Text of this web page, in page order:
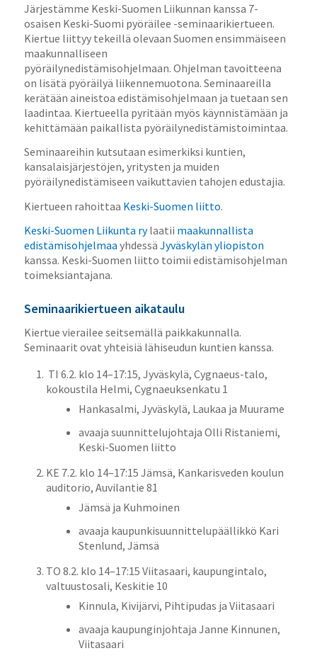
Järjestämme Keski-Suomen Liikunnan kanssa 7-
osaisen Keski-Suomi pyöräilee -seminaarikiertueen.
Kiertue liittyy tekeillä olevaan Suomen ensimmäiseen
maakunnalliseen
pyöräilynedistämisohjelmaan. Ohjelman tavoitteena
on lisätä pyöräilyä liikennemuotona. Seminaareilla
kerätään aineistoa edistämisohjelmaan ja tuetaan sen
laadintaa. Kiertueella pyritään myös käynnistämään ja
kehittämään paikallista pyöräilynedistämistoimintaa.
Seminaareihin kutsutaan esimerkiksi kuntien,
kansalaisjärjestöjen, yritysten ja muiden
pyöräilynedistämiseen vaikuttavien tahojen edustajia.
Kiertueen rahoittaa Keski-Suomen liitto.
Keski-Suomen Liikunta rylaatii maakunnallista
edistämisohjelmaa yhdessä Jyväskylän yliopiston
kanssa. Keski-Suomen liitto toimii edistämisohjelman
toimeksiantajana.
Seminaarikiertueen aikataulu
Kiertue vierailee seitsemällä paikkakunnalla.
Seminaarit ovat yhteisiä lähiseudun kuntien kanssa.
TI 6.2. klo 14–17:15, Jyväskylä, Cygnaeus-talo,
kokoustila Helmi, Cygnaeuksenkatu 1
Hankasalmi, Jyväskylä, Laukaa ja Muurame
avaaja suunnittelujohtaja Olli Ristaniemi,
Keski-Suomen liitto
KE 7.2. klo 14–17:15 Jämsä, Kankarisveden koulun
auditorio, Auvilantie 81
Jämsä ja Kuhmoinen
avaaja kaupunkisuunnittelupäällikkö Kari
Stenlund, Jämsä
TO 8.2. klo 14–17:15 Viitasaari, kaupungintalo,
valtuustosali, Keskitie 10
Kinnula, Kivijärvi, Pihtipudas ja Viitasaari
avaaja kaupunginjohtaja Janne Kinnunen,
Viitasaari